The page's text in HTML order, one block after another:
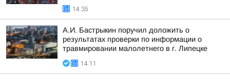
14:35
А.И. Бастрыкин поручил доложить о
результатах проверки по информации о
травмировании малолетнего в г. Липецке
14:11